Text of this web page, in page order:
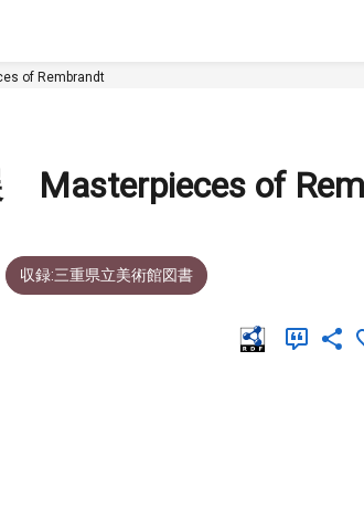
of Rembrandt
Masterpieces of
収録:三重県立美術館図書